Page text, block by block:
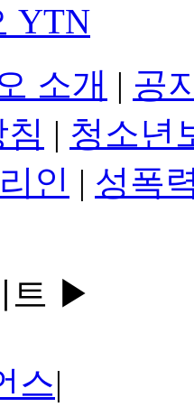
YTN
소개 | 공
| 청소년
인 | 성폭
트 ▶
스|